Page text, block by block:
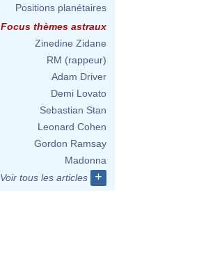
Positions planétaires
Focus thèmes astraux
Zinedine Zidane
RM (rappeur)
Adam Driver
Demi Lovato
Sebastian Stan
Leonard Cohen
Gordon Ramsay
Madonna
Voir tous les articles
+